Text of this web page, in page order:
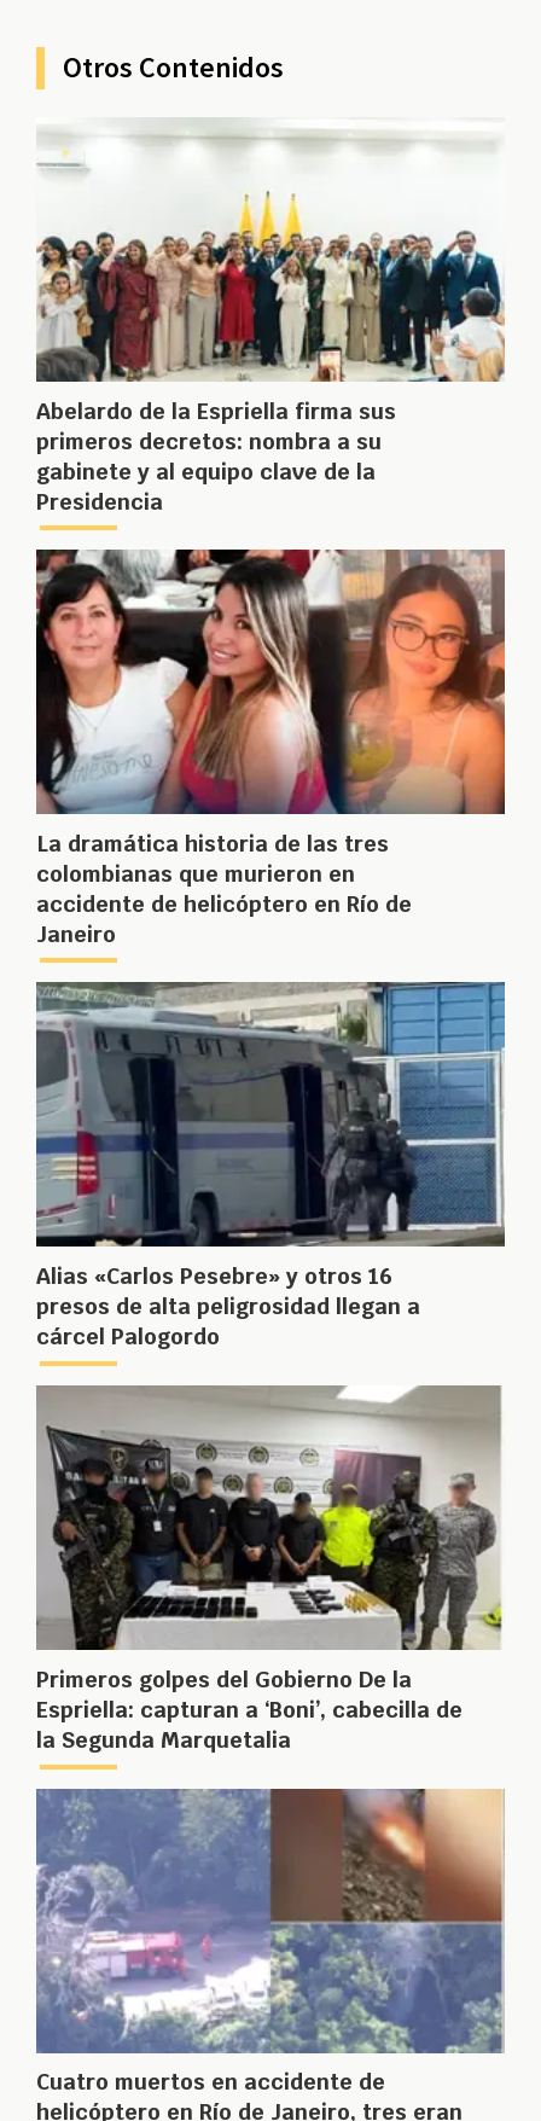
Otros Contenidos
Abelardo de la Espriella firma sus
primeros decretos: nombra a su
gabinete y al equipo clave de la
Presidencia
La dramática historia de las tres
colombianas que murieron en
accidente de helicóptero en Río de
Janeiro
Alias «Carlos Pesebre» y otros 16
presos de alta peligrosidad llegan a
cárcel Palogordo
Primeros golpes del Gobierno De la
Espriella: capturan a ‘Boni’, cabecilla de
la Segunda Marquetalia
Cuatro muertos en accidente de
helicóptero en Río de Janeiro, tres eran